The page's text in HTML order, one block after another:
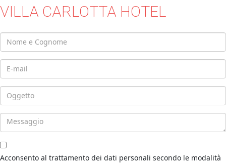
VILLA CARLOTTA HOTEL
Acconsento al trattamento dei dati personali secondo le modalità